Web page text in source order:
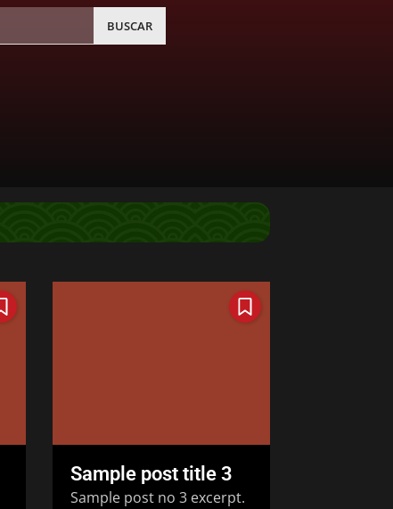
BUSCAR
Sample post title 3
Sample post no 3 excerpt.